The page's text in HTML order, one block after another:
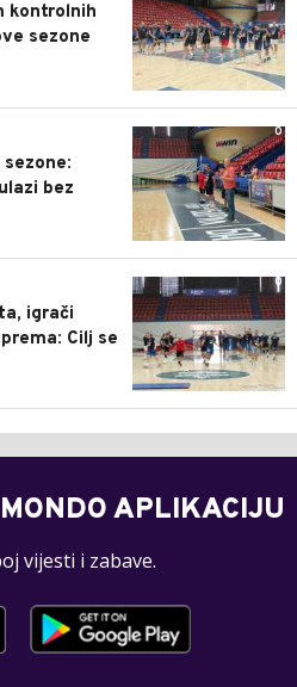
kontrolnih
sezone
0
bez
0
igrači
Cilj se
APLIKACIJU
vijesti i zabave.